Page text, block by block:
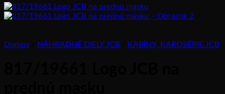
Domov NÁHRADNÉ DIELY JCB KABÍNY, KAROSÉRIE JCB